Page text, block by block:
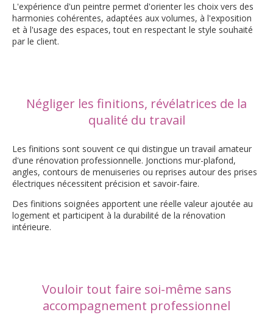
L'expérience d'un peintre permet d'orienter les choix vers des
harmonies cohérentes, adaptées aux volumes, à l'exposition
et à l'usage des espaces, tout en respectant le style souhaité
par le client.
Négliger les finitions, révélatrices de la
qualité du travail
Les finitions sont souvent ce qui distingue un travail amateur
d'une rénovation professionnelle. Jonctions mur-plafond,
angles, contours de menuiseries ou reprises autour des prises
électriques nécessitent précision et savoir-faire.
Des finitions soignées apportent une réelle valeur ajoutée au
logement et participent à la durabilité de la rénovation
intérieure.
Vouloir tout faire soi-même sans
accompagnement professionnel